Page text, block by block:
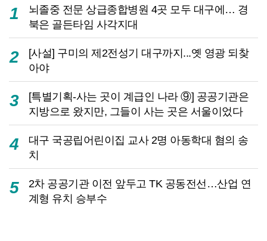
1
뇌졸중 전문 상급종합병원 4곳 모두 대구에… 경
북은 골든타임 사각지대
2
[사설] 구미의 제2전성기 대구까지...옛 영광 되찾
아야
3
[특별기획-사는 곳이 계급인 나라 ⑨] 공공기관은
지방으로 왔지만, 그들이 사는 곳은 서울이었다
4
대구 국공립어린이집 교사 2명 아동학대 혐의 송
치
5
2차 공공기관 이전 앞두고 TK 공동전선…산업 연
계형 유치 승부수